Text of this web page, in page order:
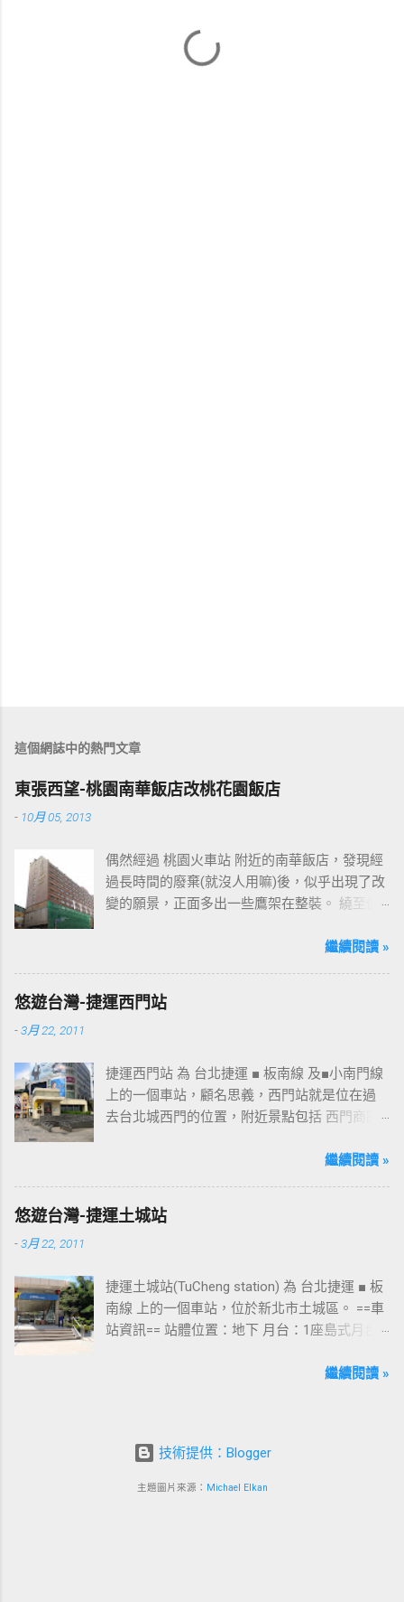
這個網誌中的熱門文章
東張西望-桃園南華飯店改桃花園飯店
- 10月 05, 2013
偶然經過 桃園火車站 附近的南華飯店，發現經
過長時間的廢棄(就沒人用嘛)後，似乎出現了改
變的願景，正面多出一些鷹架在整裝。 繞至側
桃園的民眾又有一個聚餐旅遊的好去處囉!!但今
趴走將持續為讀者們追蹤其動態消息，請各位
開始期待開幕日的來臨吧！ 南華飯店施工中現
繼續閱讀 »
悠遊台灣-捷運西門站
-3月 22, 2011
捷運西門站 為 台北捷運 ■ 板南線 及■小南門線
上的一個車站，顧名思義，西門站就是位在過
去台北城西門的位置，附近景點包括 西門商圈
圖中的六號出口，因位處 西門商圈 之入口，成
等候的標的物，也是是最容易堵塞的出口。 捷
運西門站六號出口&西門町商圈 板南線上車站 [
站 ] - [ 龍山寺站 ] - [ 西門站 ] - [ 台北車站 ] - [
善導寺站 ] - [ 忠孝新生站 ] - [ 忠孝復興站 ] - [
忠孝敦化站 ] - [ 國父紀念館站 ] - [ 市政府站
繼續閱讀 »
悠遊台灣-捷運土城站
-3月 22, 2011
捷運土城站(TuCheng station) 為 台北捷運 ■ 板
南線 上的一個車站，位於新北市土城區。 ==車
站資訊== 站體位置：地下 月台：1座島式月台
站 ] ---->往 板橋站 、 台北車站 、 南港展覽館
寺站 ] - [ 西門站 ] - [ 台北車站 ] - [ 善導寺站 ] -
[ 忠孝新生站 ] - [ 忠孝復興站 ] - [ 忠孝敦化站
繼續閱讀 »
技術提供：Blogger
主題圖片來源： Michael Elkan